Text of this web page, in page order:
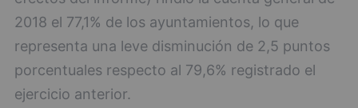
2018 el 77,1% de los ayuntamientos, lo que
representa una leve disminución de 2,5 puntos
porcentuales respecto al 79,6% registrado el
ejercicio anterior.